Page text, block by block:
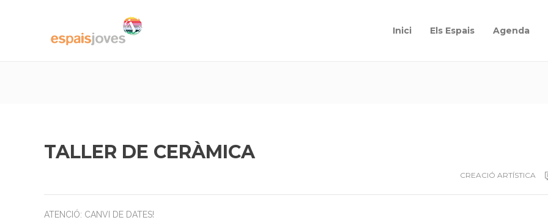
Inici Els Espais Agenda
TALLER DE CERÀMICA
CREACIÓ ARTÍSTICA
ATENCIÓ: CANVI DE DATES!